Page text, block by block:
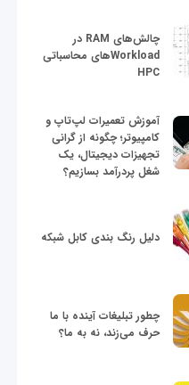
چالش‌های RAM در
Workloadهای محاسباتی
HPC
آموزش تعمیرات لپ‌تاپ و
کامپیوتر؛ چگونه از گرانی
تجهیزات دیجیتال، یک
شغل پردرآمد بسازیم؟
دلیل رنگ بندی کابل شبکه
چطور تبلیغات آینده با ما
حرف می‌زند، نه به ما؟